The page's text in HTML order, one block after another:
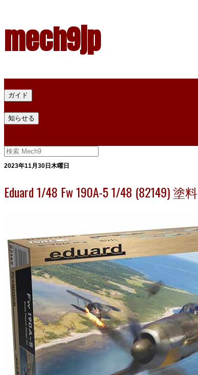
mech9jp
ガイド
知らせる
2023年11月30日木曜日
Eduard 1/48 Fw 190A-5 1/48 (82149) 塗料